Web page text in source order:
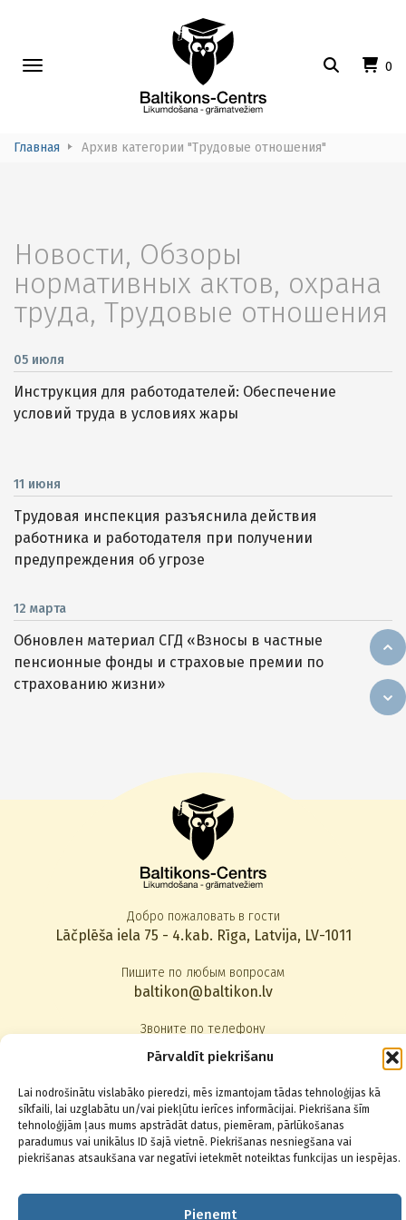
Pārvaldīt piekrišanu
Lai nodrošinātu vislabāko pieredzi, mēs izmantojam tādas tehnoloģijas kā
sīkfaili, lai uzglabātu un/vai piekļūtu ierīces informācijai. Piekrišana šīm
tehnoloģijām ļaus mums apstrādāt datus, piemēram, pārlūkošanas
paradumus vai unikālus ID šajā vietnē. Piekrišanas nesniegšana vai
piekrišanas atsaukšana var negatīvi ietekmēt noteiktas funkcijas un iespējas.
Pieņemt
0
Toggle
Главная Архив категории "Трудовые отношения"
Новости, Обзоры
нормативных актов, охрана
труда, Трудовые отношения
05 июля
Инструкция для работодателей: Обеспечение
условий труда в условиях жары
11 июня
Трудовая инспекция разъяснила действия
работника и работодателя при получении
предупреждения об угрозе
12 марта
Обновлен материал СГД «Взносы в частные
пенсионные фонды и страховые премии по
страхованию жизни»
Добро пожаловать в гости
Lāčplēša iela 75 - 4.kab. Rīga, Latvija, LV-1011
Пишите по любым вопросам
baltikon@baltikon.lv
Звоните по телефону
+371 67014123 , 22830080
Подписаться на новости
© 2026 Baltikons - Centrs